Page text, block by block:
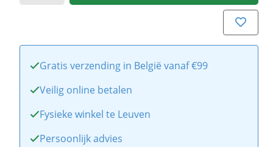
Gratis verzending in België vanaf €99
Veilig online betalen
Fysieke winkel te Leuven
Persoonlijk advies